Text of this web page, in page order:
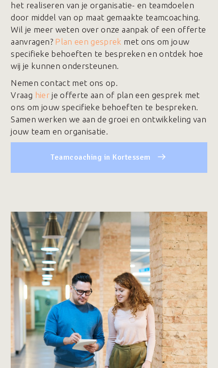
het realiseren van je organisatie- en teamdoelen
door middel van op maat gemaakte teamcoaching.
Wil je meer weten over onze aanpak of een offerte
aanvragen? Plan een gesprek met ons om jouw
specifieke behoeften te bespreken en ontdek hoe
wij je kunnen ondersteunen.
Nemen contact met ons op.
Vraag hierje offerte aan of plan een gesprek met
ons om jouw specifieke behoeften te bespreken.
Samen werken we aan de groei en ontwikkeling van
jouw team en organisatie.
Teamcoaching in Kortessem